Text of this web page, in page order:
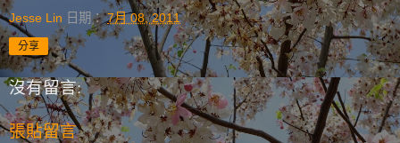
Jesse Lin 日期：7月 08, 2011
分享
沒有留言:
張貼留言